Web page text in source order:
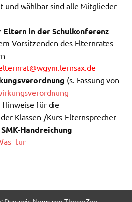
und wählbar sind alle Mitglieder
in der Schulkonferenz
Vorsitzenden des Elternrates
(s. Fassung von
für die
Klassen-/Kurs-Elternsprecher
SMK-Handreichung